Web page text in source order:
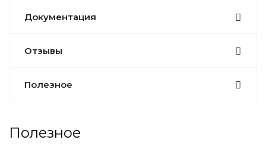
Документация
Отзывы
Полезное
Полезное